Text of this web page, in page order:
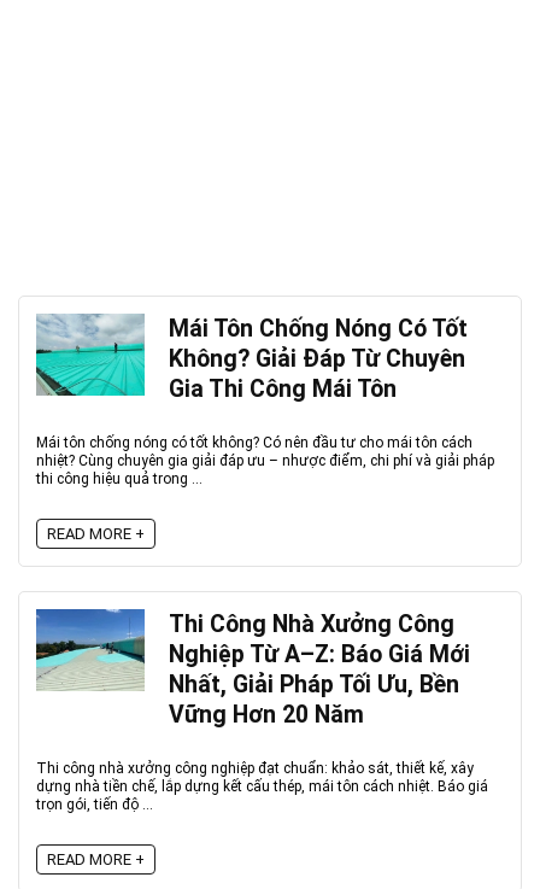
Mái Tôn Chống Nóng Có Tốt
Không? Giải Đáp Từ Chuyên
Gia Thi Công Mái Tôn
Mái tôn chống nóng có tốt không? Có nên đầu tư cho mái tôn cách
nhiệt? Cùng chuyên gia giải đáp ưu – nhược điểm, chi phí và giải pháp
thi công hiệu quả trong ...
READ MORE +
Thi Công Nhà Xưởng Công
Nghiệp Từ A–Z: Báo Giá Mới
Nhất, Giải Pháp Tối Ưu, Bền
Vững Hơn 20 Năm
Thi công nhà xưởng công nghiệp đạt chuẩn: khảo sát, thiết kế, xây
dựng nhà tiền chế, lắp dựng kết cấu thép, mái tôn cách nhiệt. Báo giá
trọn gói, tiến độ ...
READ MORE +